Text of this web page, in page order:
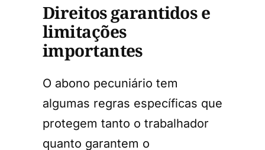
Direitos garantidos e
limitações
importantes
O abono pecuniário tem
algumas regras específicas que
protegem tanto o trabalhador
quanto garantem o